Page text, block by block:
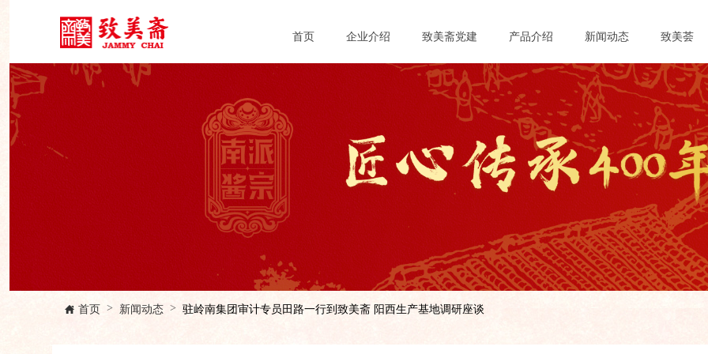
首页 企业介绍 致美斋党建 产品介绍 新闻动态 致美荟
 首页 > 新闻动态 > 驻岭南集团审计专员田路一行到致美斋 阳西生产基地调研座谈